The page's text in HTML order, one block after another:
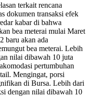
Indonesia
terkait rencana
dokumen transaksi efek
kabar di bahwa
bea meterai mulai Maret
baru akan ada
bea meterai. Lebih
nilai dibawah 10 juta
pertumbuhan
Mengingat, porsi
di Bursa. Lebih dari
dengan nilai dibawah 10